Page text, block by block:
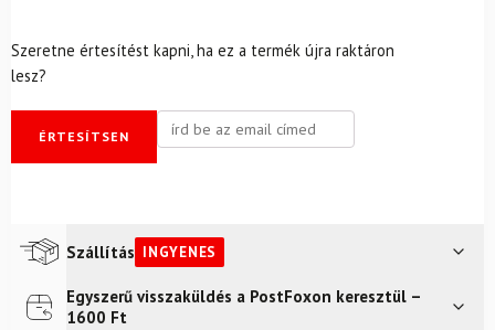
Szeretne értesítést kapni, ha ez a termék újra raktáron
lesz?
ÉRTESÍTSEN
Szállítás INGYENES
Futár a címreIngyenes
Egyszerű visszaküldés a PostFoxon keresztül –
1600 Ft